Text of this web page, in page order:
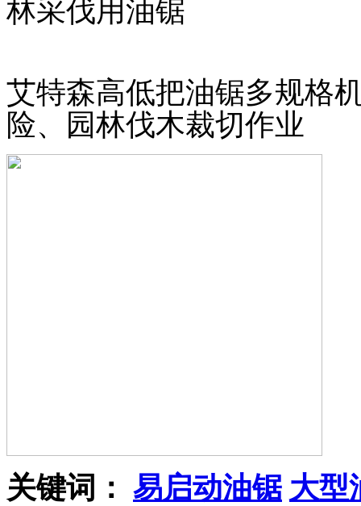
林采伐用油锯
艾特森高低把油锯多规格
险、园林伐木裁切作业
关键词： 易启动油锯 大型